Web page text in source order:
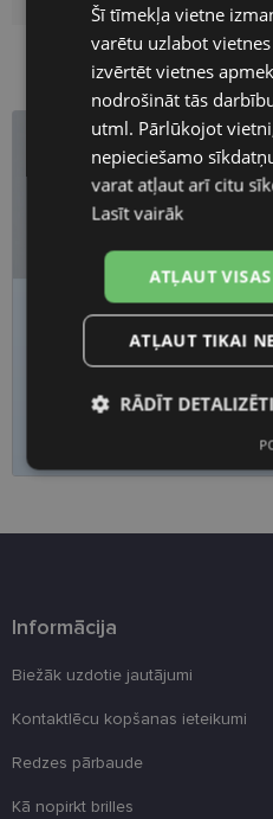
Nogurums, migla vai
Pārbaudi redzi
Piesakies
Informācija
Biežāk uzdotie jautājumi
Kontaktlēcu kopšanas ieteikumi
Redzes pārbaude
Kā nopirkt brilles
Šī tīmekļa vietne
varētu uzlabot
izvērtēt vietnes
nodrošināt tās
utml. Pārlūkojot
nepieciešamo
varat atļaut arī citu
Lasīt vairāk
ATĻAUT
ATĻAUT TIKAI
RĀDĪT DETALIZĒTI
sīkdatnes